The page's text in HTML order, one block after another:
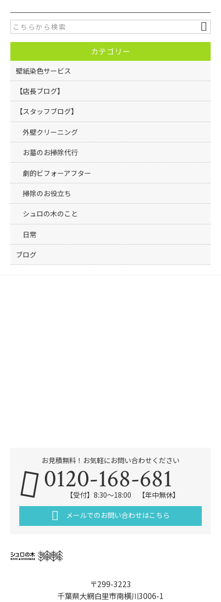
e
b
o
o
k
er
カテゴリー
壁紙染色サービス
【店長ブログ】
【スタッフブログ】
外壁クリーニング
お墓のお掃除代行
劇的ビフォーアフター
掃除のお役立ち
シュロの木のこと
日常
ブログ
〒299-3223
千葉県大網白里市南横川3006-1
お見積無料！お気軽にお問い合わせください
0120-168-681
【受付】8:30～18:00 【年中無休】
メールでのお問い合わせはこちら